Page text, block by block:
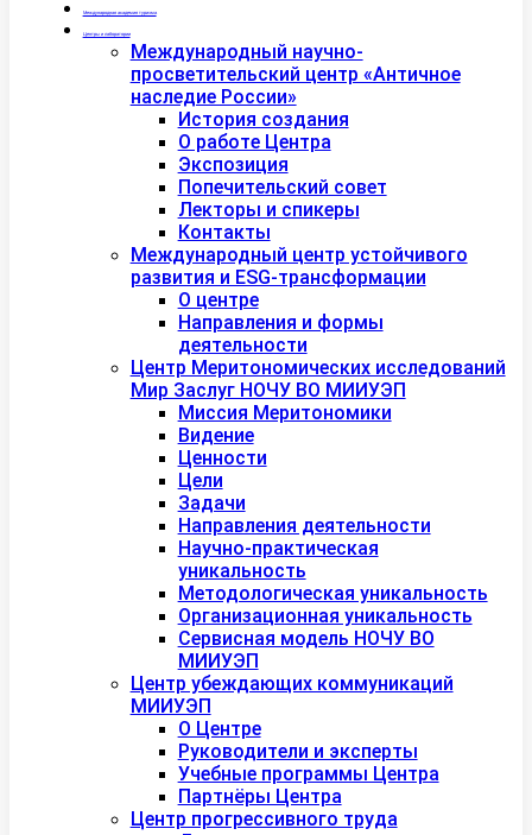
Международная академия туризма
Центры и лаборатории
Международный научно-
просветительский центр «Античное
наследие России»
История создания
О работе Центра
Экспозиция
Попечительский совет
Лекторы и спикеры
Контакты
Международный центр устойчивого
развития и ESG-трансформации
О центре
Направления и формы
деятельности
Центр Меритономических исследований
Мир Заслуг НОЧУ ВО МИИУЭП
Миссия Меритономики
Видение
Ценности
Цели
Задачи
Направления деятельности
Научно-практическая
уникальность
Методологическая уникальность
Организационная уникальность
Сервисная модель НОЧУ ВО
МИИУЭП
Центр убеждающих коммуникаций
МИИУЭП
О Центре
Руководители и эксперты
Учебные программы Центра
Партнёры Центра
Центр прогрессивного труда